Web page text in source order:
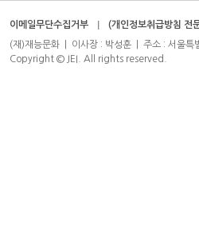
이메일무단수집거부 (개인정보취급방침 전
(재)재능문화 | 이사장 : 박성훈 | 주소 : 서울
Copyright © JEI. All rights reserved.